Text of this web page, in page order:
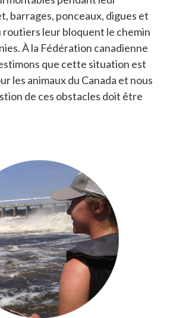
barrages, ponceaux, digues et
routiers leur bloquent le chemin
À la Fédération canadienne
que cette situation est
les animaux du Canada et nous
de ces obstacles doit être